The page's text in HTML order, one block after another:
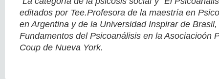
editados por Tee.Profesora de la maestría en
en Argentina y de la Universidad Inspirar de
Fundamentos del Psicoanálisis en la Asociacioón
Coup de Nueva York.